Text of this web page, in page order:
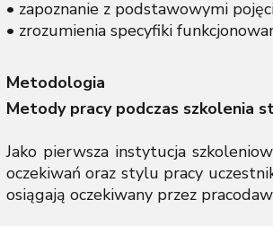
• zapoznanie z podstawowymi
• zrozumienia specyfiki
Metodologia
Metody pracy podczas szkolenia
Jako pierwsza instytucja
oczekiwań oraz stylu pracy
osiągają oczekiwany przez